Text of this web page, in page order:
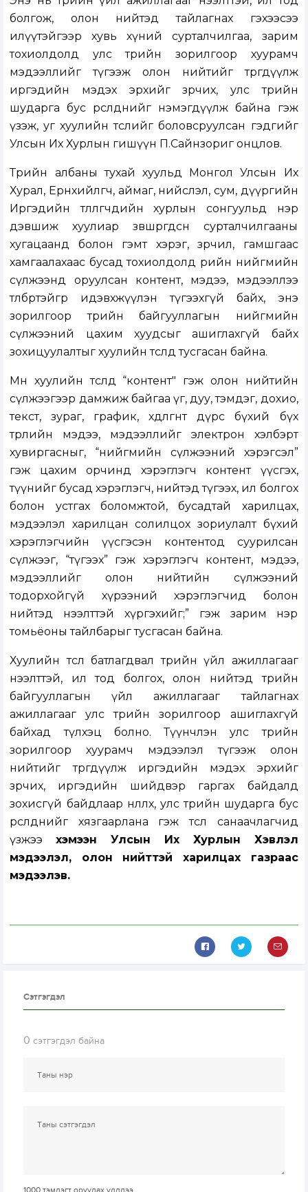
болгож, олон нийтэд тайлагнах гэхээсээ
илүүтэйгээр хувь хүний сурталчилгаа, зарим
тохиолдолд улс төрийн зорилгоор хуурамч
мэдээллийг түгээж олон нийтийг төөрөгдүүлж
иргэдийн мэдэх эрхийг зөрчих, улс төрийн
шударга бус өрсөлдөөнийг нэмэгдүүлж байна гэж
үзэж, уг хуулийн төслийг боловсруулсан гэдгийг
Улсын Их Хурлын гишүүн П.Сайнзориг онцлов.
Төрийн албаны тухай хуульд Монгол Улсын Их
Хурал, Ерөнхийлөгч, аймаг, нийслэл, сум, дүүргийн
Иргэдийн төлөөлөгчдийн хурлын сонгуульд нэр
дэвшиж хуулиар зөвшөөрөгдсөн сурталчилгааны
хугацаанд болон гэмт хэрэг, зөрчил, гамшгаас
хамгаалахаас бусад тохиолдолд өөрийн нийгмийн
сүлжээнд оруулсан контент, мэдээ, мэдээллээ
төлбөртэйгөөр идэвхжүүлэн түгээхгүй байх, энэ
зорилгоор төрийн байгууллагын нийгмийн
сүлжээний цахим хуудсыг ашиглахгүй байх
зохицуулалтыг хуулийн төсөлд тусгасан байна.
Мөн хуулийн төсөлд “контент" гэж олон нийтийн
сүлжээгээр дамжиж байгаа үг, дуу, тэмдэг, дохио,
текст, зураг, график, хөдөлгөөнт дүрс бүхий бүх
төрлийн мэдээ, мэдээллийг электрон хэлбэрт
хувиргасныг, “нийгмийн сүлжээний хэрэгсэл”
гэж цахим орчинд хэрэглэгч контент үүсгэх,
түүнийг бусад хэрэглэгч, нийтэд түгээх, ил болгох
болон устгах боломжтой, бусадтай харилцах,
мэдээлэл харилцан солилцох зориулалт бүхий
хэрэглэгчийн үүсгэсэн контентод суурилсан
сүлжээг, “түгээх” гэж хэрэглэгч контент, мэдээ,
мэдээллийг олон нийтийн сүлжээний
тодорхойгүй хүрээний хэрэглэгчид болон
нийтэд нээлттэй хүргэхийг;” гэж зарим нэр
томьёоны тайлбарыг тусгасан байна.
Хуулийн төсөл батлагдвал төрийн үйл ажиллагааг
нээлттэй, ил тод болгох, олон нийтэд төрийн
байгууллагын үйл ажиллагааг тайлагнах
ажиллагааг улс төрийн зорилгоор ашиглахгүй
байхад түлхэц болно. Түүнчлэн улс төрийн
зорилгоор хуурамч мэдээлэл түгээж олон
нийтийг төөрөгдүүлж иргэдийн мэдэх эрхийг
зөрчих, иргэдийн шийдвэр гаргах байдалд
зохисгүй байдлаар нөлөөлөх, улс төрийн шударга бус
өрсөлдөөнийг хязгаарлана гэж төсөл санаачлагчид
үзжээхэмээн Улсын Их Хурлын Хэвлэл
мэдээлэл, олон нийттэй харилцах газраас
мэдээлэв.
Сэтгэгдэл
0 сэтгэгдэл байна